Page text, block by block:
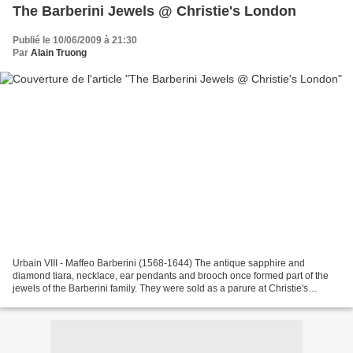
The Barberini Jewels @ Christie's London
Publié le 10/06/2009 à 21:30
Par Alain Truong
Urbain VIII - Maffeo Barberini (1568-1644) The antique sapphire and
diamond tiara, necklace, ear pendants and brooch once formed part of the
jewels of the Barberini family. They were sold as a parure at Christie's